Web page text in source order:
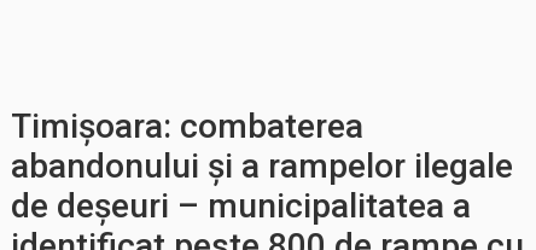
Timișoara: combaterea
abandonului și a rampelor ilegale
de deșeuri – municipalitatea a